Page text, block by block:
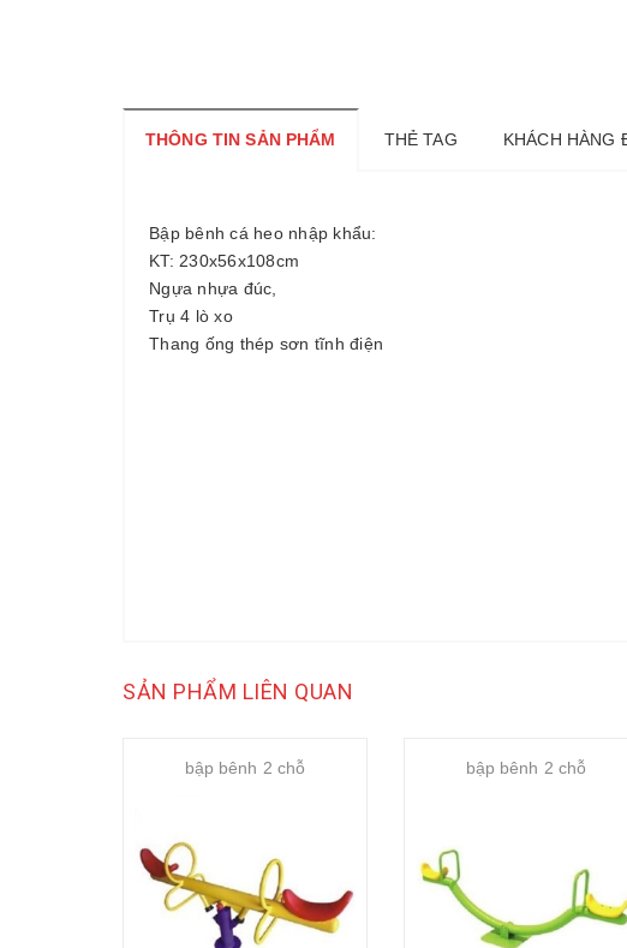
THÔNG TIN SẢN PHẨM THẺ TAG KHÁCH HÀNG
Bập bênh cá heo nhập khẩu:
KT: 230x56x108cm
Ngựa nhựa đúc,
Trụ 4 lò xo
Thang ống thép sơn tĩnh điện
SẢN PHẨM LIÊN QUAN
bập bênh 2 chỗ bập bênh 2 chỗ